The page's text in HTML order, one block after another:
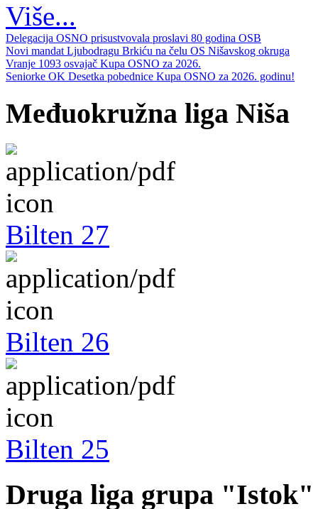
Više...
Delegacija OSNO prisustvovala proslavi 80 godina OSB
Novi mandat Ljubodragu Brkiću na čelu OS Nišavskog okruga
Vranje 1093 osvajač Kupa OSNO za 2026.
Seniorke OK Desetka pobednice Kupa OSNO za 2026. godinu!
Međuokružna liga Niša
Bilten 27
Bilten 26
Bilten 25
Druga liga grupa "Istok"